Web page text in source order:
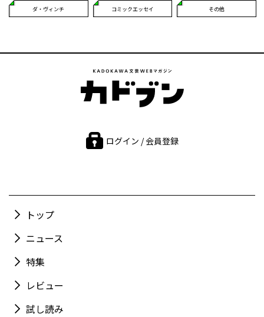
ダ・ヴィンチ コミックエッセイ その他
ログイン / 会員登録
トップ
ニュース
特集
レビュー
試し読み